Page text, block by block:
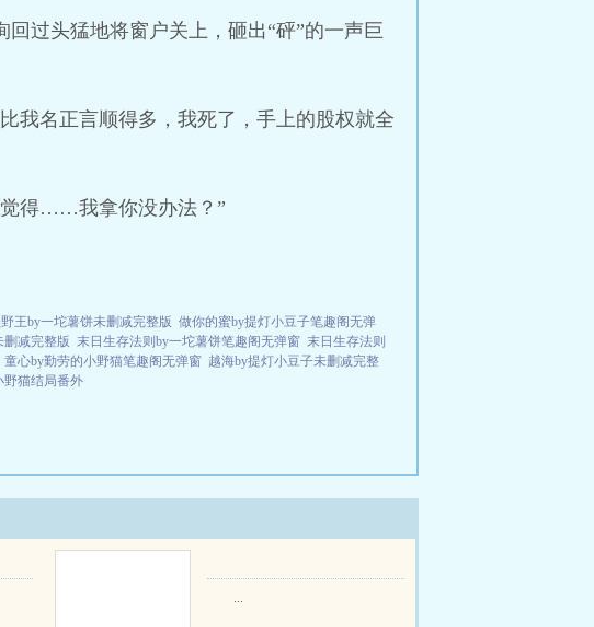
过头猛地将窗户关上，砸出“砰”的一声巨
我名正言顺得多，我死了，手上的股权就全
觉得……我拿你没办法？”
王by一坨薯饼未删减完整版 做你的蜜by提灯小豆子笔趣阁无弹
删减完整版 末日生存法则by一坨薯饼笔趣阁无弹窗 末日生存法则
童心by勤劳的小野猫笔趣阁无弹窗 越海by提灯小豆子未删减完整
野猫结局番外
...